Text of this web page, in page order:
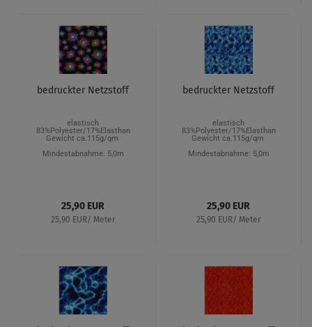
bedruckter Netzstoff
elastisch
83%Polyester/17%Elasthan
Gewicht ca.115g/qm
Mindestabnahme: 5,0m
25,90 EUR
25,90 EUR/ Meter
bedruckter Netzstoff
elastisch
83%Polyester/17%Elasthan
Gewicht ca.115g/qm
Mindestabnahme: 5,0m
25,90 EUR
25,90 EUR/ Meter